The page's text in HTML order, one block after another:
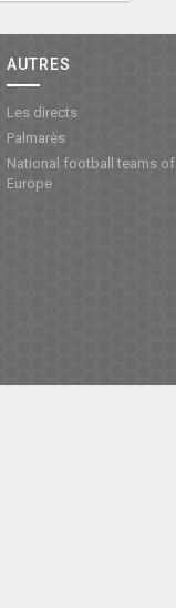
AUTRES
Les directs
Palmarès
National football teams of
Europe